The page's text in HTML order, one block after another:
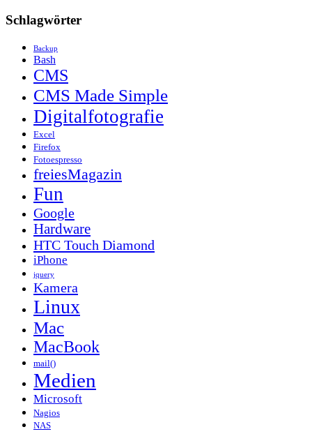
Schlagwörter
Backup
Bash
CMS
CMS Made Simple
Digitalfotografie
Excel
Firefox
Fotoespresso
freiesMagazin
Fun
Google
Hardware
HTC Touch Diamond
iPhone
jquery
Kamera
Linux
Mac
MacBook
mail()
Medien
Microsoft
Nagios
NAS